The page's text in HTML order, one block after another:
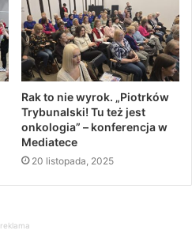
Rak to nie wyrok. „Piotrków
Trybunalski! Tu też jest
onkologia” – konferencja w
Mediatece
20 listopada, 2025
reklama